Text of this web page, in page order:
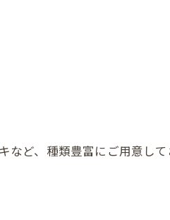
ど、種類豊富にご用意し